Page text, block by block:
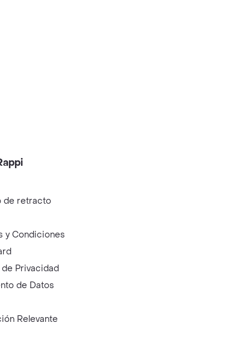
de retracto
y Condiciones
Privacidad
de Datos
Relevante